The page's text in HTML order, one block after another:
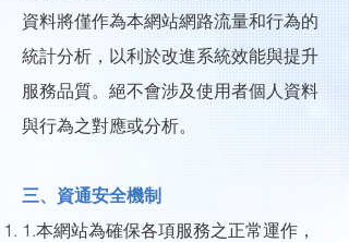
資料將僅作為本網站網路流量和行為的
統計分析，以利於改進系統效能與提升
服務品質。絕不會涉及使用者個人資料
與行為之對應或分析。
三、資通安全機制
1.本網站為確保各項服務之正常運作，